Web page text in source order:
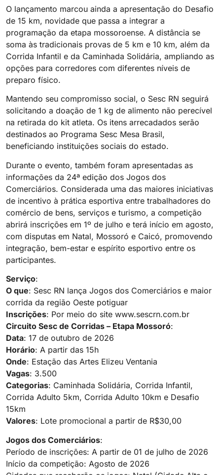
O lançamento marcou ainda a apresentação do Desafio
de 15 km, novidade que passa a integrar a
programação da etapa mossoroense. A distância se
soma às tradicionais provas de 5 km e 10 km, além da
Corrida Infantil e da Caminhada Solidária, ampliando as
opções para corredores com diferentes níveis de
preparo físico.
Mantendo seu compromisso social, o Sesc RN seguirá
solicitando a doação de 1 kg de alimento não perecível
na retirada do kit atleta. Os itens arrecadados serão
destinados ao Programa Sesc Mesa Brasil,
beneficiando instituições sociais do estado.
Durante o evento, também foram apresentadas as
informações da 24ª edição dos Jogos dos
Comerciários. Considerada uma das maiores iniciativas
de incentivo à prática esportiva entre trabalhadores do
comércio de bens, serviços e turismo, a competição
abrirá inscrições em 1º de julho e terá início em agosto,
com disputas em Natal, Mossoró e Caicó, promovendo
integração, bem-estar e espírito esportivo entre os
participantes.
Serviço:
O que: Sesc RN lança Jogos dos Comerciários e maior
corrida da região Oeste potiguar
Inscrições: Por meio do site www.sescrn.com.br
Circuito Sesc de Corridas – Etapa Mossoró:
Data: 17 de outubro de 2026
Horário: A partir das 15h
Onde: Estação das Artes Elizeu Ventania
Vagas: 3.500
Categorias: Caminhada Solidária, Corrida Infantil,
Corrida Adulto 5km, Corrida Adulto 10km e Desafio
15km
Valores: Lote promocional a partir de R$30,00
Jogos dos Comerciários:
Período de inscrições: A partir de 01 de julho de 2026
Início da competição: Agosto de 2026